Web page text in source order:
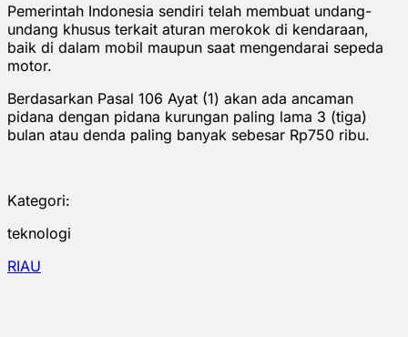
Pemerintah Indonesia sendiri telah membuat undang-
undang khusus terkait aturan merokok di kendaraan,
baik di dalam mobil maupun saat mengendarai sepeda
motor.
Berdasarkan Pasal 106 Ayat (1) akan ada ancaman
pidana dengan pidana kurungan paling lama 3 (tiga)
bulan atau denda paling banyak sebesar Rp750 ribu.
Kategori:
teknologi
RIAU